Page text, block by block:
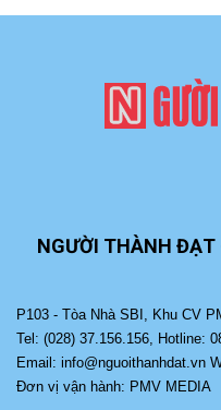
NGƯỜI THÀNH ĐẠT
P103 - Tòa Nhà SBI, Khu CV
Tel: (028) 37.156.156, Hotline:
Email: info@nguoithanhdat.vn
Đơn vị vận hành: PMV MEDIA